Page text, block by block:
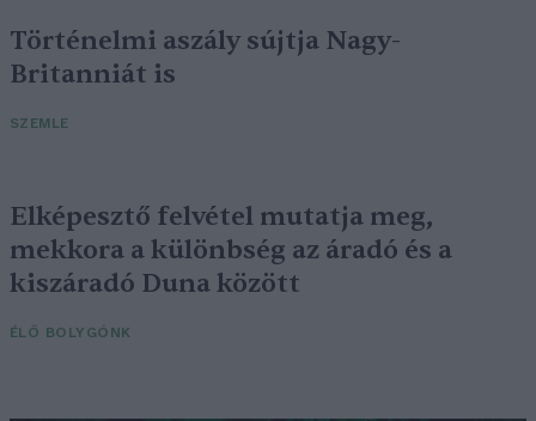
Történelmi aszály sújtja Nagy-
Britanniát is
SZEMLE
Elképesztő felvétel mutatja meg,
mekkora a különbség az áradó és a
kiszáradó Duna között
ÉLŐ BOLYGÓNK